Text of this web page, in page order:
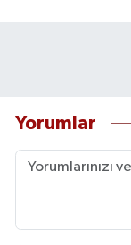
Yorumlar